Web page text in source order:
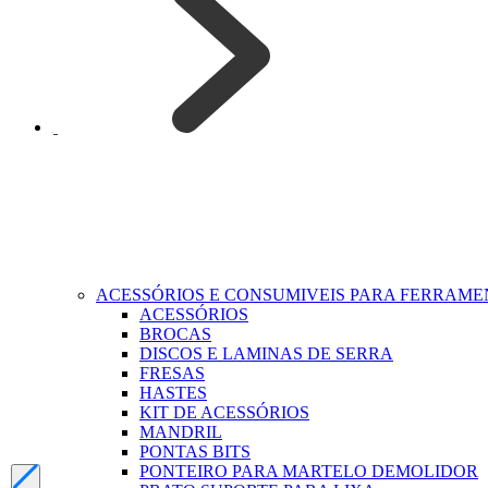
ACESSÓRIOS E CONSUMIVEIS PARA
ACESSÓRIOS
BROCAS
DISCOS E LAMINAS DE SERRA
FRESAS
HASTES
KIT DE ACESSÓRIOS
MANDRIL
PONTAS BITS
PONTEIRO PARA MARTELO DEMOLIDOR